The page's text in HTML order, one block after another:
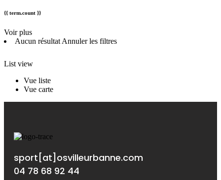
{{ term.count }}
Voir plus
Aucun résultatAnnuler les filtres
List view
Vue liste
Vue carte
sport[at]osvilleurbanne.com
04 78 68 92 44